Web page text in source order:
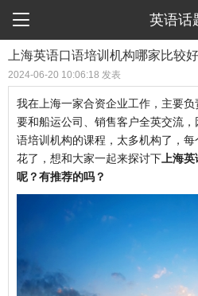
 英语话
上海英语口语培训机构哪家比较
2024-06-20 10:06:18 发表
我在上海一家合资企业工作，主要
要和船运公司、销售客户全英交流
语培训机构的课程，太多机构了，
花了，想和大家一起来探讨下 上海
呢？有推荐的吗？